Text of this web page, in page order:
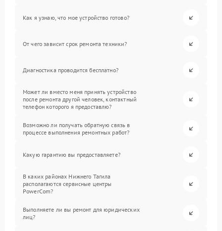
Как я узнаю, что мое устройство готово?
От чего зависит срок ремонта техники?
Диагностика проводится бесплатно?
Может ли вместо меня принять устройство
после ремонта другой человек, контактный
телефон которого я предоставлю?
Возможно ли получать обратную связь в
процессе выполнения ремонтных работ?
Какую гарантию вы предоставляете?
В каких районах Нижнего Тагила
располагаются сервисные центры
PowerCom?
Выполняете ли вы ремонт для юридических
лиц?